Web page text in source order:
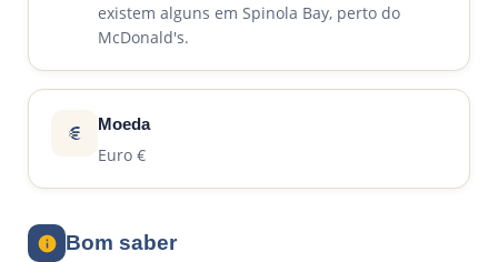
existem alguns em Spinola Bay, perto do
McDonald's.
Moeda
Euro €
Bom saber